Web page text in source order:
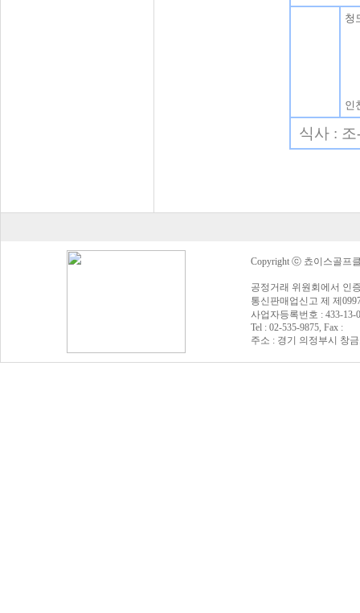
청
인
식사 :
Copyright ⓒ 쵸이스골프
공정거래 위원회에서 인
통신판매업신고 제 제
사업자등록번호 : 433-
Tel : 02-535-9875, Fax :
주소 : 경기 의정부시 창